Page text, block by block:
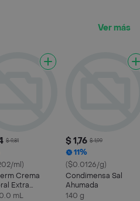
Ver más
$ 9,81
ml)
Crema
Extra
Piel
mL
$ 1,76 $ 1,99
11%
($0.0126/g)
Condimensa Sal
Ahumada
140 g